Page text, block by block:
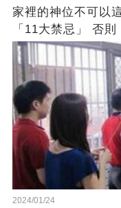
家裡的神位不可以
「11大禁忌」 否
2024/01/24